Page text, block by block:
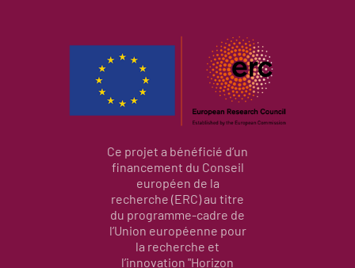
Ce projet a bénéficié d’un
financement du Conseil
européen de la
recherche (ERC) au titre
du programme-cadre de
l’Union européenne pour
la recherche et
l’innovation "Horizon